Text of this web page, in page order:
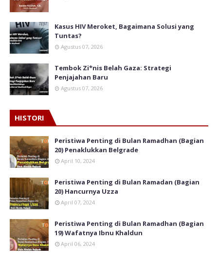
Kasus HIV Meroket, Bagaimana Solusi yang
Tuntas?
Agustus 07, 2026
Tembok Zi*nis Belah Gaza: Strategi
Penjajahan Baru
Agustus 07, 2026
HISTORI
Peristiwa Penting di Bulan Ramadhan (Bagian
20) Penaklukkan Belgrade
April 10, 2024
Peristiwa Penting di Bulan Ramadan (Bagian
20) Hancurnya Uzza
April 07, 2024
Peristiwa Penting di Bulan Ramadhan (Bagian
19) Wafatnya Ibnu Khaldun
April 06, 2024